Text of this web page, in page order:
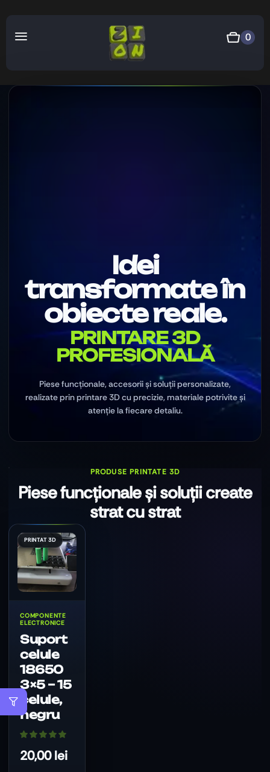
0
PRINTARE 3D
PROFESIONALĂ
Idei
transformate în
obiecte reale.
Piese funcționale, accesorii și soluții personalizate,
realizate prin printare 3D cu precizie, materiale potrivite și
atenție la fiecare detaliu.
COMPONENTE
ELECTRONICE
Suport
celule
18650
3×5 – 15
celule,
negru
20,00lei